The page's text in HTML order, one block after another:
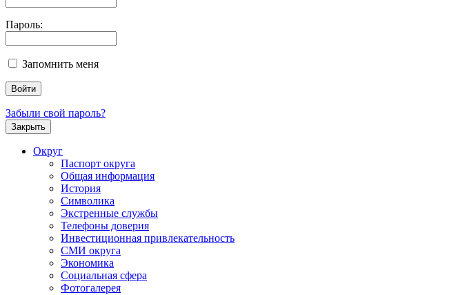
Пароль:
Запомнить меня
Забыли свой пароль?
Закрыть
Округ
Паспорт округа
Общая информация
История
Символика
Экстренные службы
Телефоны доверия
Инвестиционная привлекательность
СМИ округа
Экономика
Социальная сфера
Фотогалерея